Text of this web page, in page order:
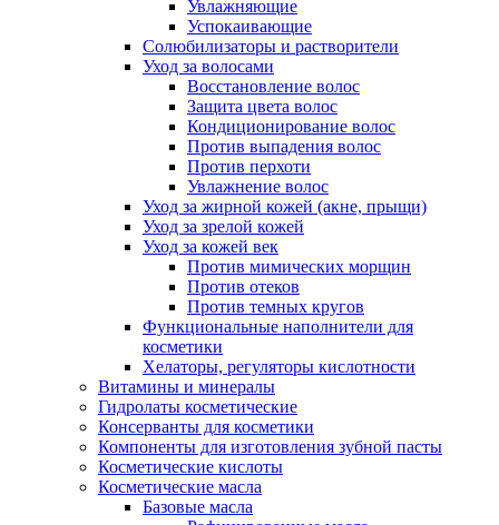
Увлажняющие
Успокаивающие
Солюбилизаторы и растворители
Уход за волосами
Восстановление волос
Защита цвета волос
Кондиционирование волос
Против выпадения волос
Против перхоти
Увлажнение волос
Уход за жирной кожей (акне, прыщи)
Уход за зрелой кожей
Уход за кожей век
Против мимических морщин
Против отеков
Против темных кругов
Функциональные наполнители для
косметики
Хелаторы, регуляторы кислотности
Витамины и минералы
Гидролаты косметические
Консерванты для косметики
Компоненты для изготовления зубной пасты
Косметические кислоты
Косметические масла
Базовые масла